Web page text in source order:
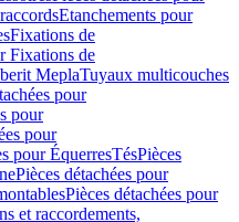
Etanchements pour
Fixations de
Fixations de
MeplaTuyaux multicouches
pour
pour
pour
pour ÉquerresTésPièces
Pièces détachées pour
Pièces détachées pour
et raccordements,